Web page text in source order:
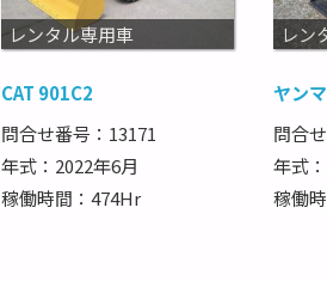
レンタル専用車
CAT 901C2
問合せ番号：13171
年式：2022年6月
稼働時間：474Hr
レン
ヤン
問合
年式
稼働